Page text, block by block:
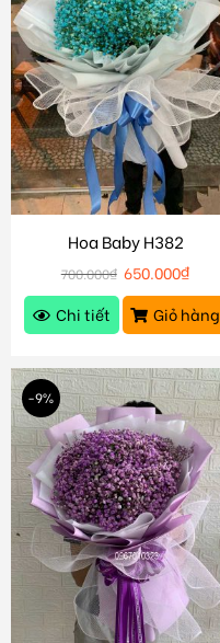
Hoa Baby H382
700.000₫ 650.000₫
Chi tiết
Giỏ hàng
-9%